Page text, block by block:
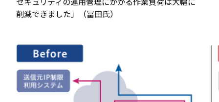
削減できました」（冨田氏）